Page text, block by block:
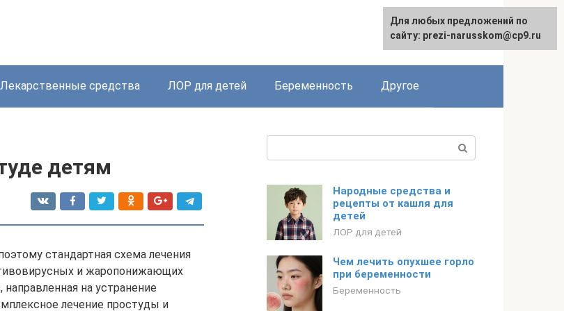
Лекарственные средства ЛОР для детей Беременность Другое
детям
стандартная схема лечения
и жаропонижающих
на устранение
лечение простуды и
Народные средства и
рецепты от кашля для
детей
ЛОР для детей
Чем лечить опухшее горло
при беременности
Беременность
Для любых предложений по
сайту: prezi-narusskom@cp9.ru